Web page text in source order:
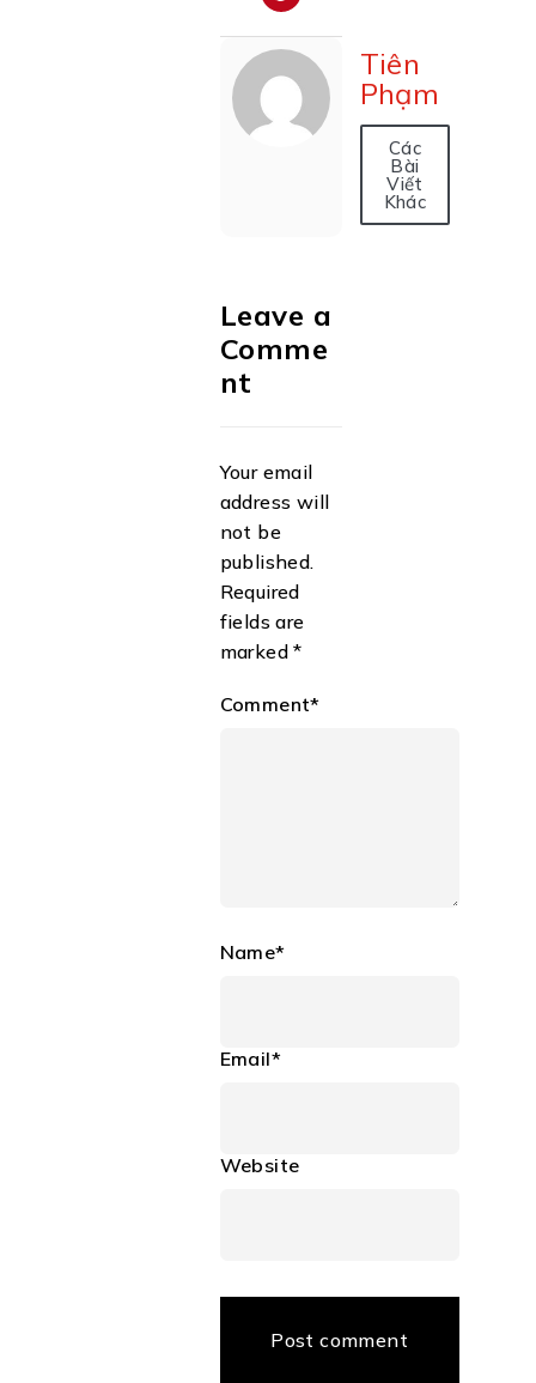
Tiên
Phạm
Các
Bài
Viết
Khác
Leave a
Comme
nt
Your email
address will
not be
published.
Required
fields are
marked *
Comment*
Name*
Email*
Website
Post comment